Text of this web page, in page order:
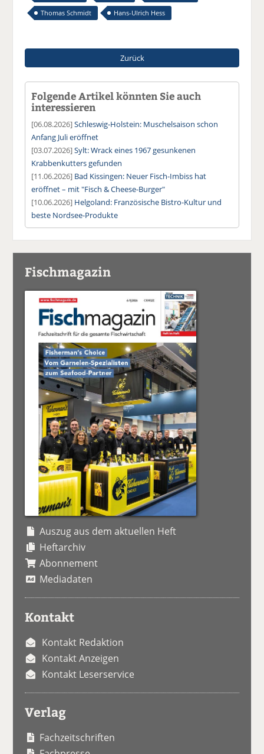
Thomas Schmidt
Hans-Ulrich Hess
Zurück
Folgende Artikel könnten Sie auch
interessieren
[06.08.2026]Schleswig-Holstein: Muschelsaison schon
Anfang Juli eröffnet
[03.07.2026]Sylt: Wrack eines 1967 gesunkenen
Krabbenkutters gefunden
[11.06.2026] Bad Kissingen: Neuer Fisch-Imbiss hat
eröffnet – mit "Fisch & Cheese-Burger"
[10.06.2026] Helgoland: Französische Bistro-Kultur und
beste Nordsee-Produkte
Fischmagazin
Auszug aus dem aktuellen Heft
Heftarchiv
Abonnement
Mediadaten
Kontakt
Kontakt Redaktion
Kontakt Anzeigen
Kontakt Leserservice
Verlag
Fachzeitschriften